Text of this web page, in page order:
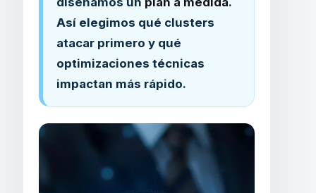
Así elegimos qué clusters
atacar primero y qué
optimizaciones técnicas
impactan más rápido.